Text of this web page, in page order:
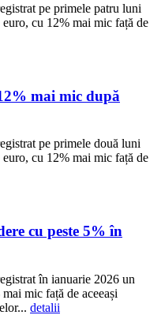
pe primele patru luni
cu 12% mai mic față de
mai mic după
pe primele două luni
cu 12% mai mic față de
cu peste 5% în
în ianuarie 2026 un
mic față de aceeași
detalii